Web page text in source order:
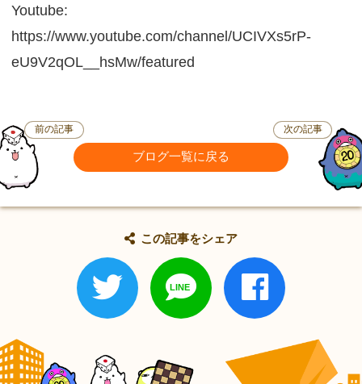
Youtube:
https://www.youtube.com/channel/UCIVXs5rP-
eU9V2qOL__hsMw/featured
前の記事
ブログ一覧に戻る
次の記事
この記事をシェア